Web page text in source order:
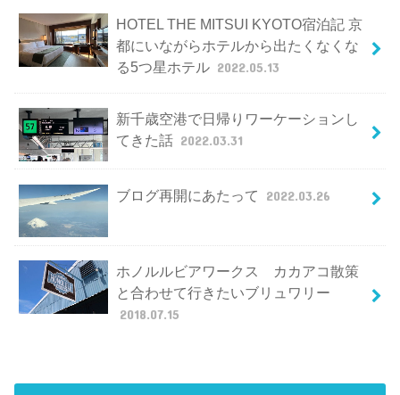
HOTEL THE MITSUI KYOTO宿泊記 京
都にいながらホテルから出たくなくな
る5つ星ホテル 2022.05.13
新千歳空港で日帰りワーケーションし
てきた話 2022.03.31
ブログ再開にあたって 2022.03.26
ホノルルビアワークス カカアコ散策
と合わせて行きたいブリュワリー
2018.07.15